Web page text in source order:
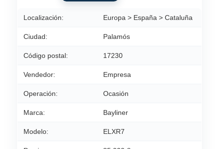
Localización: Europa > España > Cataluña
Ciudad: Palamós
Código postal: 17230
Vendedor: Empresa
Operación: Ocasión
Marca: Bayliner
Modelo: ELXR7